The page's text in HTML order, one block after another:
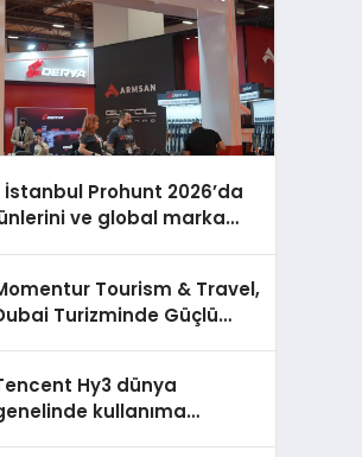
Prohunt 2026’da
ve global marka
Tourism & Travel,
Turizminde Güçlü
Hy3 dünya
kullanıma